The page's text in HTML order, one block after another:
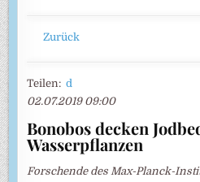
Zurück
Teilen:d
02.07.2019 09:00
Bonobos decken
Wasserpflanzen
Forschende des Max-Planck-